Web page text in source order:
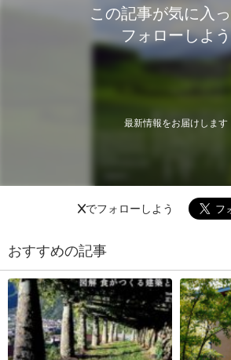
この記事が気に入
フォローしよう
最新情報をお届けします
Xでフォローしよう
おすすめの記事